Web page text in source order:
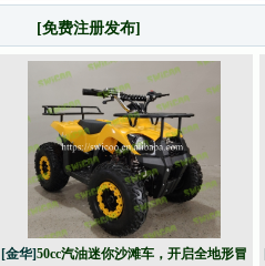
[免费注册发布]
[金华]50cc汽油迷你沙滩车，开启全地形冒